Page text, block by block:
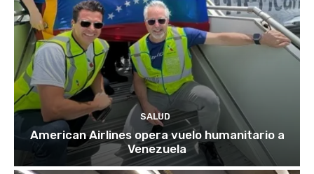
SALUD
American Airlines opera vuelo humanitario a
Venezuela